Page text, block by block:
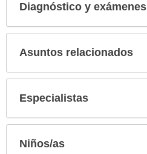
Diagnóstico y exámenes
Asuntos relacionados
Especialistas
Niños/as